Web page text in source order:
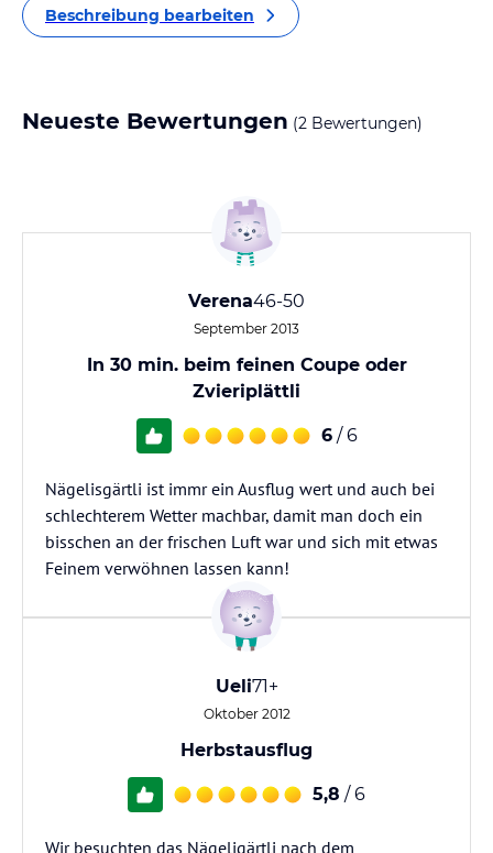
Beschreibung bearbeiten
Neueste Bewertungen (2 Bewertungen)
Verena46-50
September 2013
In 30 min. beim feinen Coupe oder
Zvieriplättli
6 / 6
Nägelisgärtli ist immr ein Ausflug wert und auch bei
schlechterem Wetter machbar, damit man doch ein
bisschen an der frischen Luft war und sich mit etwas
Feinem verwöhnen lassen kann!
Ueli71+
Oktober 2012
Herbstausflug
5,8 / 6
Wir besuchten das Nägeligärtli nach dem